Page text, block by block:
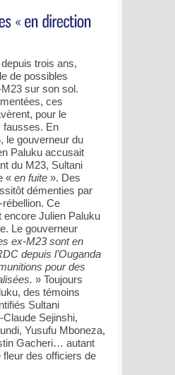
trois ans,
de possibles
sur son sol.
ces
pour le
fausses. En
le gouverneur du
Paluku accusait
du M23, Sultani
« en fuite ». Des
démenties par
rébellion. Ce
encore Julien Paluku
Le gouverneur
ex-M23 sont en
depuis l’Ouganda
pour des
» Toujours
des témoins
Sultani
Sejinshi,
Yusufu Mboneza,
Gacheri… autant
fleur des officiers de